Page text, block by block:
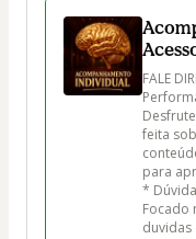
FALE
feita
para
*
Focado
duvidas